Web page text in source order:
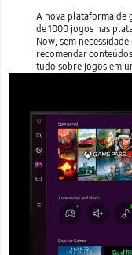
A nova plataforma de
de 1000 jogos nas
Now, sem
recomendar
tudo sobre jogos em